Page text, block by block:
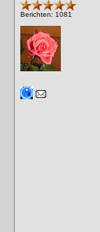
Berichten: 1081